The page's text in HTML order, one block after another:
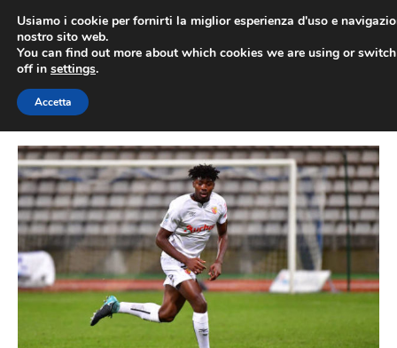
contenuto
Usiamo i cookie per fornirti la miglior esperienza d'uso e
nostro sito web.
You can find out more about which cookies we are using or
off in settings.
Accetta